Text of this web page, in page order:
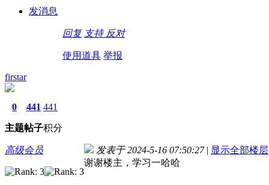
发消息
回复 支持 反对
使用道具 举报
firstar
0
主题
441
帖子
441
积分
高级会员 发表于 2024-5-16 07:50:27 | 显示全部楼层
谢谢楼主，学习一哈哈